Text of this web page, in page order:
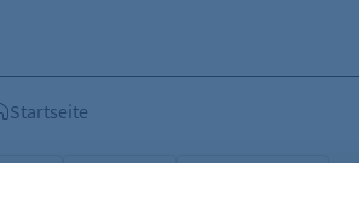
Startseite
News Gründung Digitalisierung